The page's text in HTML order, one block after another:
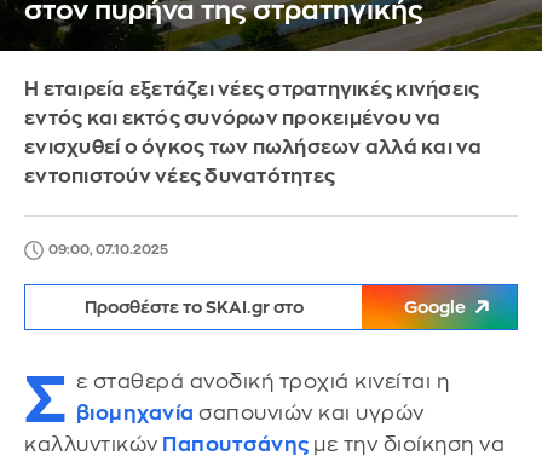
στον πυρήνα της στρατηγικής
Η εταιρεία εξετάζει νέες στρατηγικές κινήσεις
εντός και εκτός συνόρων προκειμένου να
ενισχυθεί ο όγκος των πωλήσεων αλλά και να
εντοπιστούν νέες δυνατότητες
09:00, 07.10.2025
Προσθέστε το SKAI.gr στο Google
Σ ε σταθερά ανοδική τροχιά κινείται η
βιομηχανία σαπουνιών και υγρών
καλλυντικών Παπουτσάνης με την διοίκηση να